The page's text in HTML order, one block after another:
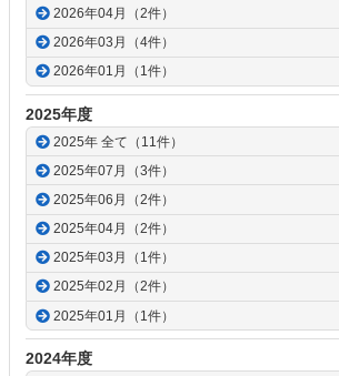
2026年04月（2件）
2026年03月（4件）
2026年01月（1件）
2025年度
2025年 全て（11件）
2025年07月（3件）
2025年06月（2件）
2025年04月（2件）
2025年03月（1件）
2025年02月（2件）
2025年01月（1件）
2024年度